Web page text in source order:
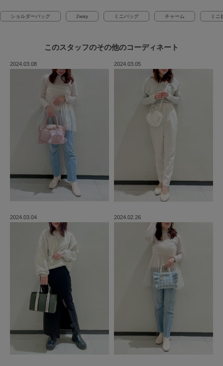
ショルダーバッグ 2way ミニバッグ チャーム ミニ
このスタッフのその他のコーディネート
2024.03.08 2024.03.05
2024.03.04 2024.02.26